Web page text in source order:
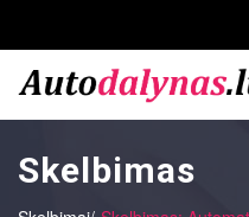
Skelbimas